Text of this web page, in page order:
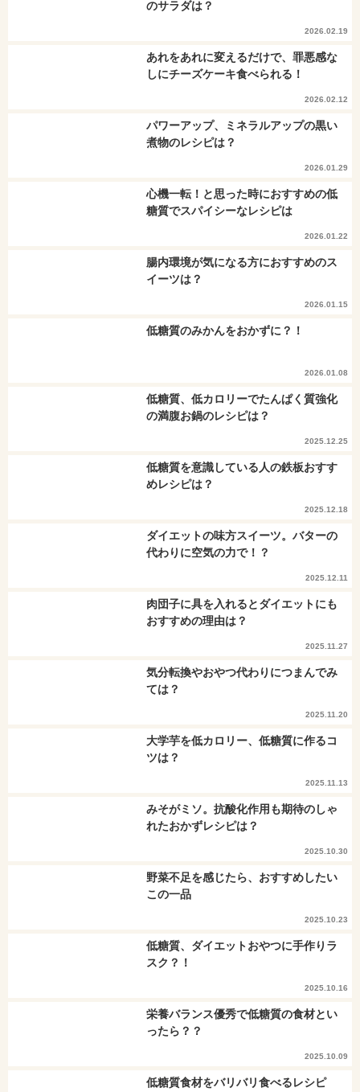
のサラダは？
2026.02.19
あれをあれに変えるだけで、罪悪感な
しにチーズケーキ食べられる！
2026.02.12
パワーアップ、ミネラルアップの黒い
煮物のレシピは？
2026.01.29
心機一転！と思った時におすすめの低
糖質でスパイシーなレシピは
2026.01.22
腸内環境が気になる方におすすめのス
イーツは？
2026.01.15
低糖質のみかんをおかずに？！
2026.01.08
低糖質、低カロリーでたんぱく質強化
の満腹お鍋のレシピは？
2025.12.25
低糖質を意識している人の鉄板おすす
めレシピは？
2025.12.18
ダイエットの味方スイーツ。バターの
代わりに空気の力で！？
2025.12.11
肉団子に具を入れるとダイエットにも
おすすめの理由は？
2025.11.27
気分転換やおやつ代わりにつまんでみ
ては？
2025.11.20
大学芋を低カロリー、低糖質に作るコ
ツは？
2025.11.13
みそがミソ。抗酸化作用も期待のしゃ
れたおかずレシピは？
2025.10.30
野菜不足を感じたら、おすすめしたい
この一品
2025.10.23
低糖質、ダイエットおやつに手作りラ
スク？！
2025.10.16
栄養バランス優秀で低糖質の食材とい
ったら？？
2025.10.09
低糖質食材をバリバリ食べるレシピ